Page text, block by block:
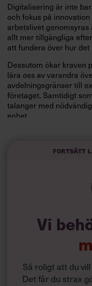
Digitalisering är inte
och fokus på
arbetslivet genomsyras
allt mer tillgängliga
att fundera över hur det
Dessutom ökar kraven
lära oss av varandra
avdelningsgränser till
företaget. Samtidigt
talanger med
enhet.
över ett
såväl hr-ansvariga
att ’släppa iväg’
Skrotade it-
Möjligheter till
medarbetarnas
Fortsätt
Vi
Så roligt att du
Det får du strax